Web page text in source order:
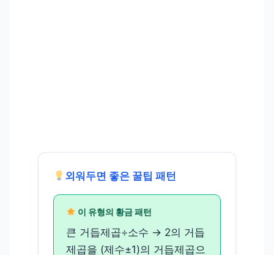
외워두면 좋은 꿀팁 패턴
이 유형의 황금 패턴
큰 거듭제곱÷소수 → 2의 거듭
제곱을 (제수±1)의 거듭제곱으